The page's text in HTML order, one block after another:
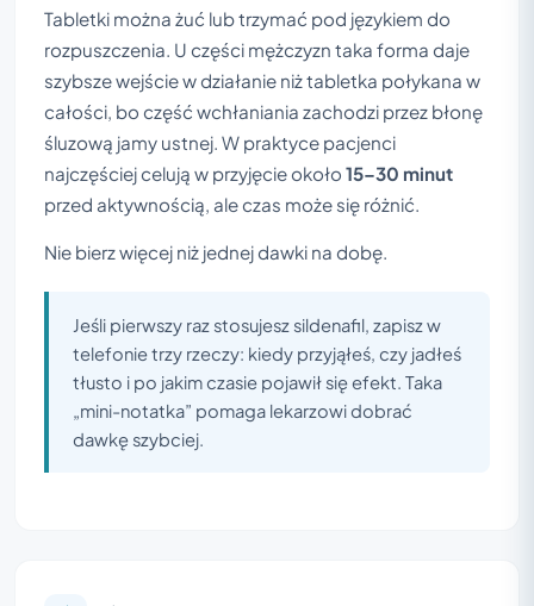
Tabletki można żuć lub trzymać pod językiem do
rozpuszczenia. U części mężczyzn taka forma daje
szybsze wejście w działanie niż tabletka połykana w
całości, bo część wchłaniania zachodzi przez błonę
śluzową jamy ustnej. W praktyce pacjenci
najczęściej celują w przyjęcie około 15–30 minut
przed aktywnością, ale czas może się różnić.
Nie bierz więcej niż jednej dawki na dobę.
Jeśli pierwszy raz stosujesz sildenafil, zapisz w
telefonie trzy rzeczy: kiedy przyjąłeś, czy jadłeś
tłusto i po jakim czasie pojawił się efekt. Taka
„mini-notatka” pomaga lekarzowi dobrać
dawkę szybciej.